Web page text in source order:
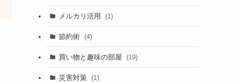
メルカリ活用 (1)
節約術 (4)
買い物と趣味の部屋 (19)
災害対策 (1)